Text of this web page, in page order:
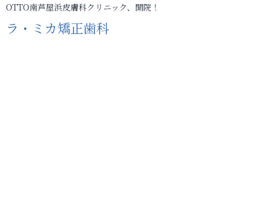
OTTO南芦屋浜皮膚科クリニック、開院！
ラ・ミカ矯正歯科